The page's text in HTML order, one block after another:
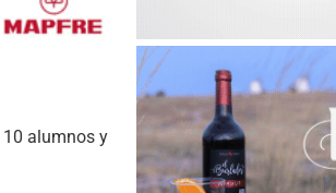
alumnos y